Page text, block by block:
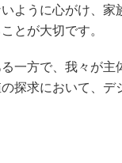
ように心がけ、
とが大切です。
一方で、我々が
探求において、デ